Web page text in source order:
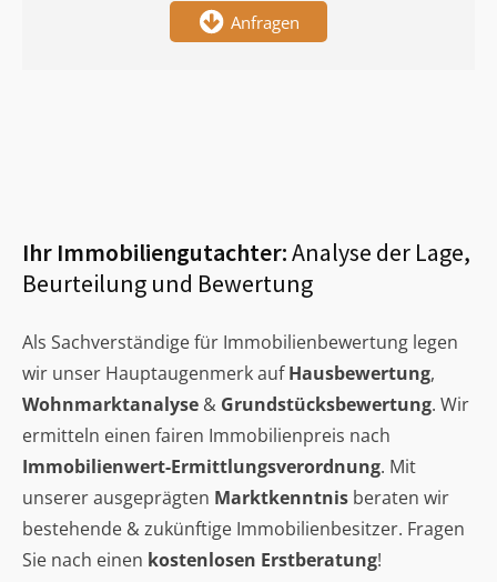
Anfragen
Ihr Immobiliengutachter:Analyse der Lage,
Beurteilung und Bewertung
Als Sachverständige für Immobilienbewertung legen
wir unser Hauptaugenmerk aufHausbewertung,
Wohnmarktanalyse & Grundstücksbewertung. Wir
ermitteln einen fairen Immobilienpreis nach
Immobilienwert-Ermittlungsverordnung. Mit
unserer ausgeprägten Marktkenntnis beraten wir
bestehende & zukünftige Immobilienbesitzer. Fragen
Sie nach einen kostenlosen Erstberatung!